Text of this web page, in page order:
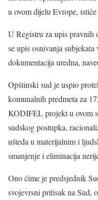
u ovom dijelu Evrope,
U Registru za upis pravnih
se upis osnivanja
dokumentacija uredna,
Opštinski sud je uspio
komunalnih predmeta za
KODIFEL projekt u ovom
sudskog postupka,
ušteda u materijalnim i
smanjenje i eliminacija
Ono čime je predsjednik
svojevrsni pritisak na Sud,